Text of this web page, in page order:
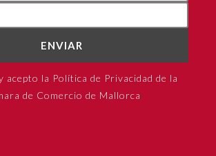
ENVIAR
acepto la Política de Privacidad de la
de Comercio de Mallorca